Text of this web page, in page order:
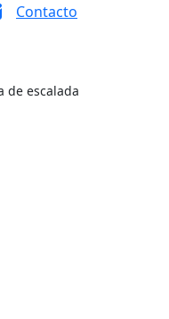
Contacto
de escalada